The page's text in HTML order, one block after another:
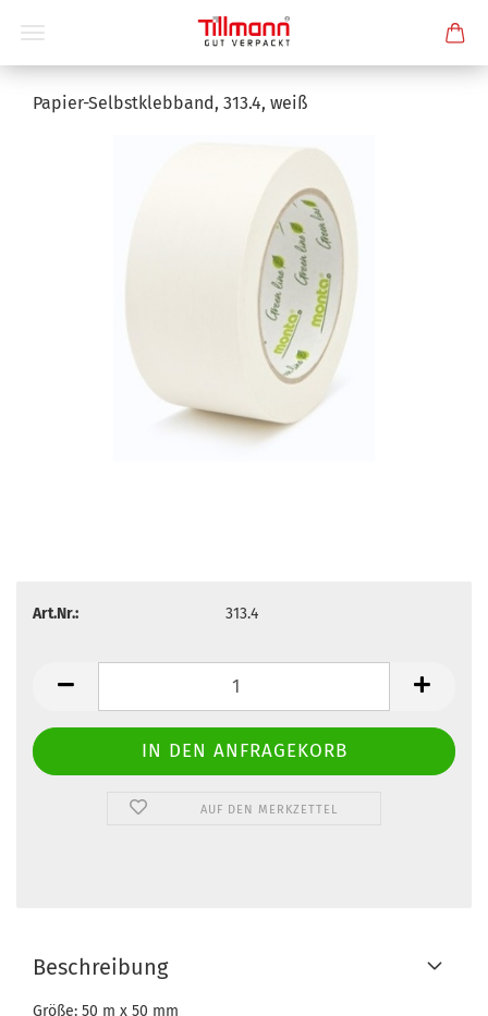
Papier-Selbstklebband, 313.4, weiß
Art.Nr.: 313.4
AUF DEN MERKZETTEL
Beschreibung
Größe: 50 m x 50 mm